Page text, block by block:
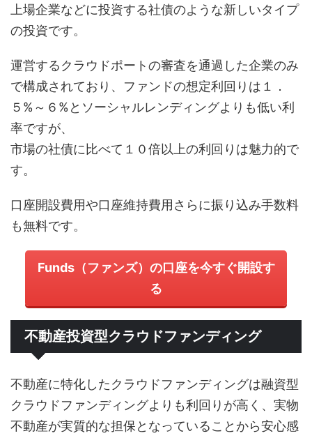
上場企業などに投資する社債のような新しいタイプ
の投資です。
運営するクラウドポートの審査を通過した企業のみ
で構成されており、ファンドの想定利回りは１．
５%～６%とソーシャルレンディングよりも低い利
率ですが、
市場の社債に比べて１０倍以上の利回りは魅力的で
す。
口座開設費用や口座維持費用さらに振り込み手数料
も無料です。
Funds（ファンズ）の口座を今すぐ開設す
る
不動産投資型クラウドファンディング
不動産に特化したクラウドファンディングは融資型
クラウドファンディングよりも利回りが高く、実物
不動産が実質的な担保となっていることから安心感